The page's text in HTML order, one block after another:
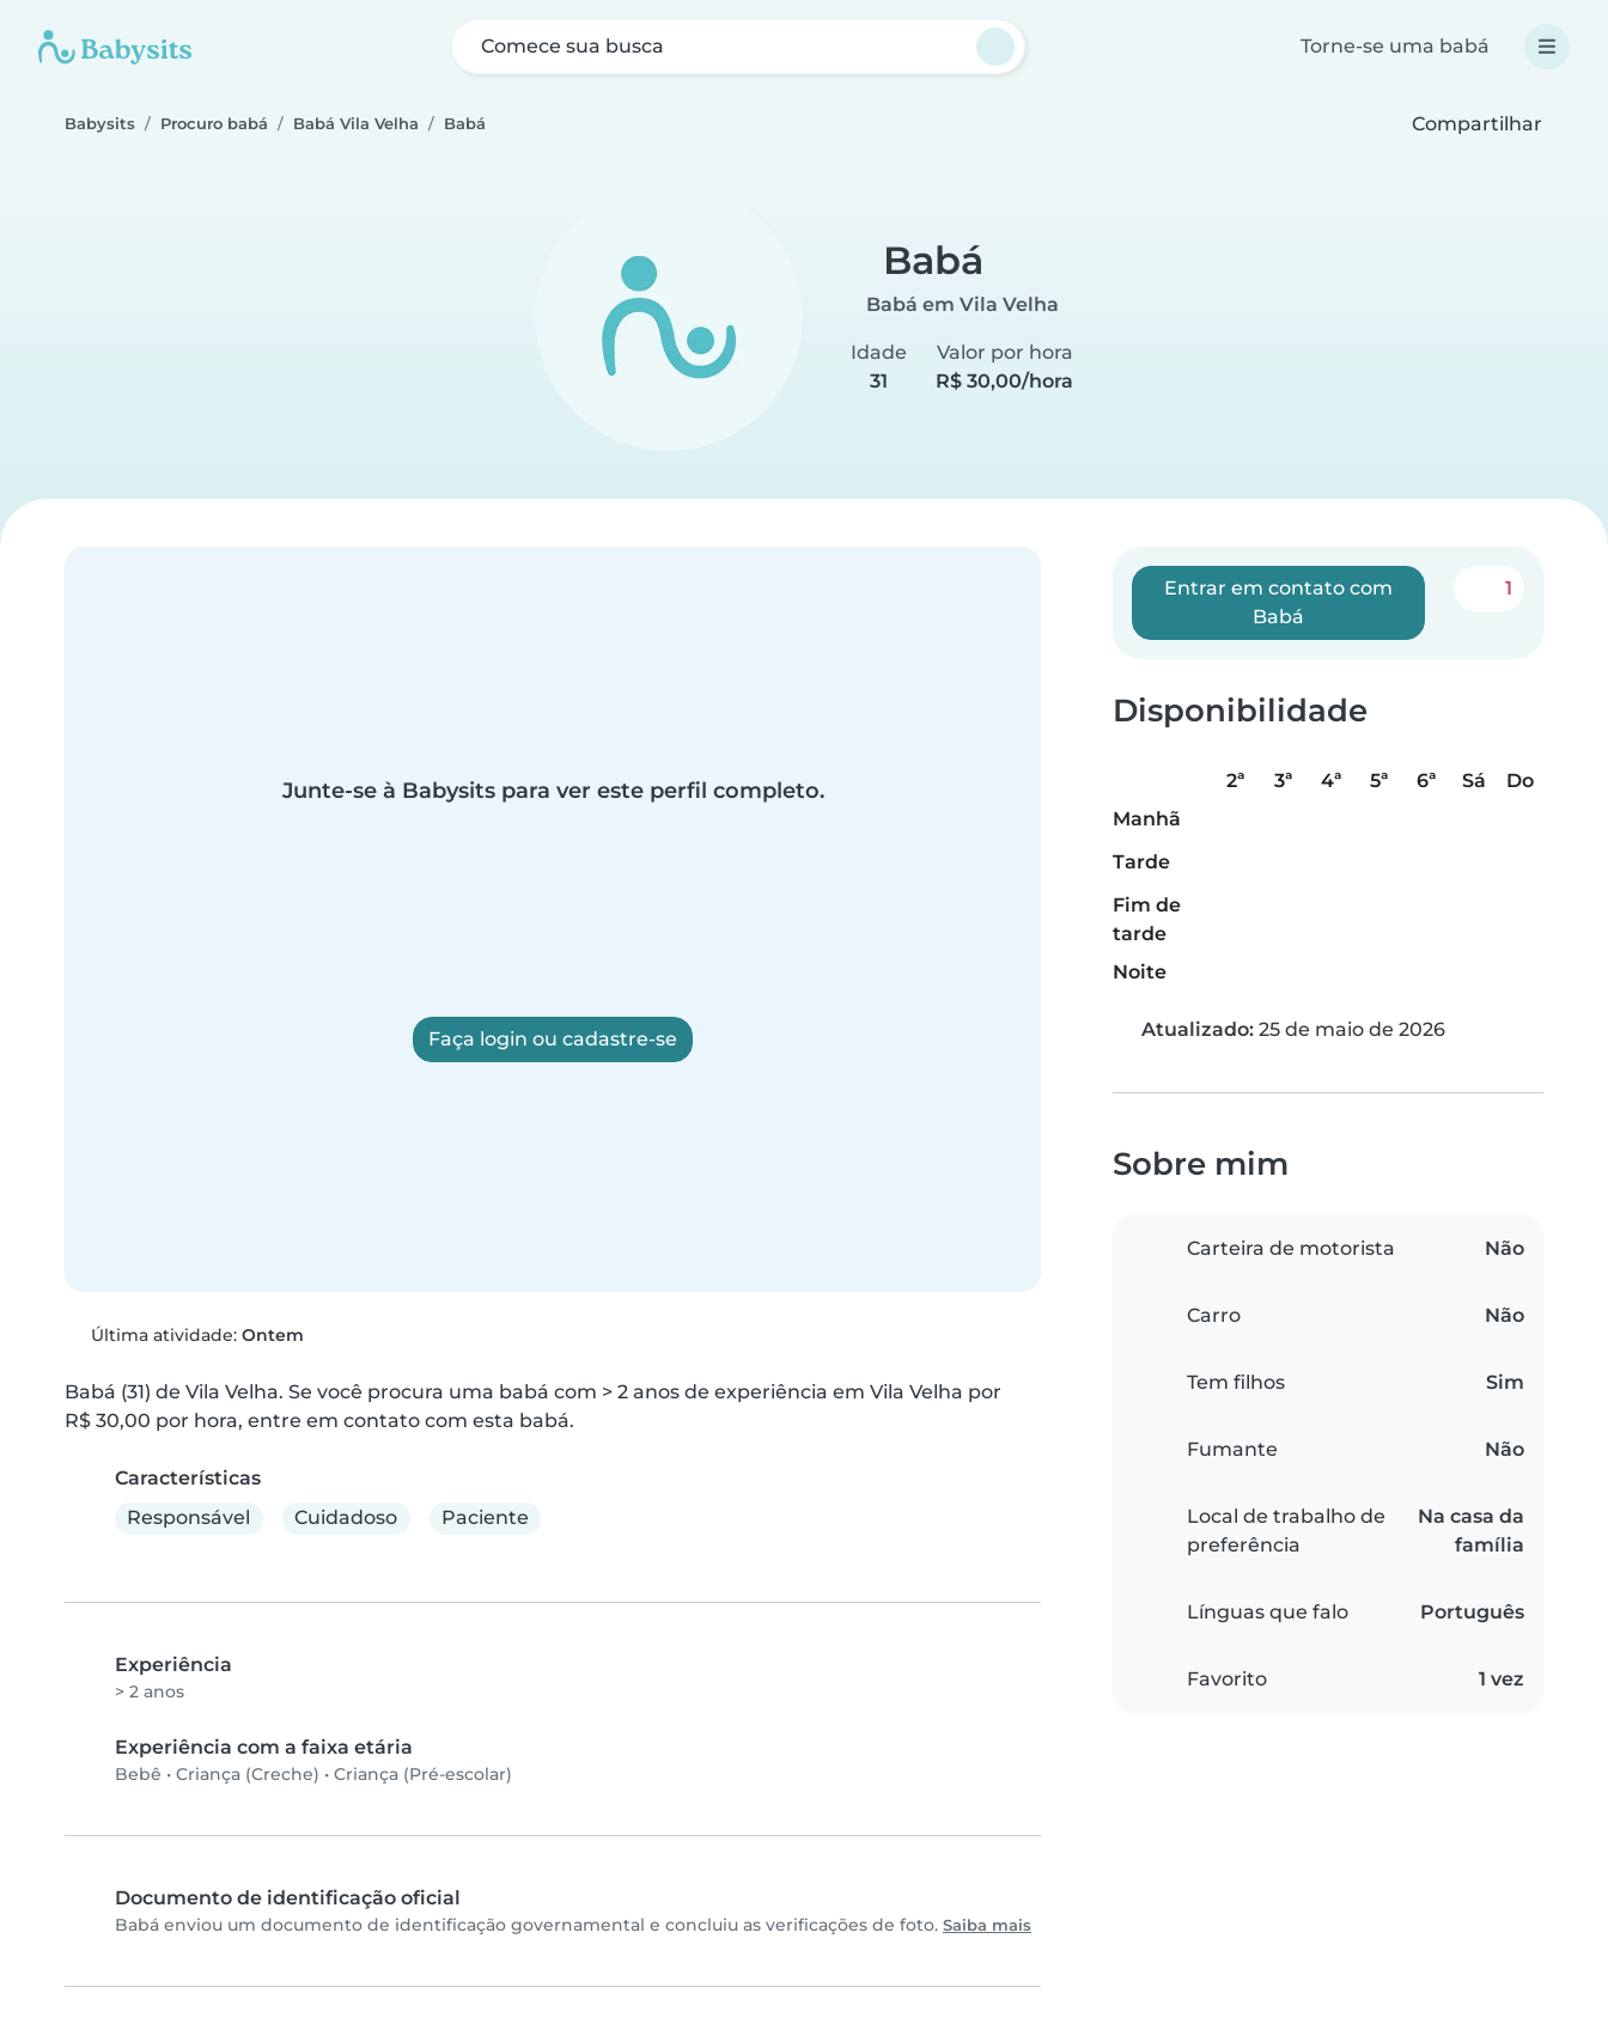
Comece sua busca Torne-se uma babá
Babysits Procuro babá Babá Vila Velha Babá Compartilhar
Babá
Babá em Vila Velha
Idade
31
Valor por hora
R$ 30,00/hora
Junte-se à Babysits para ver este perfil completo.
Faça login ou cadastre-se
Última atividade: Ontem
Babá (31) de Vila Velha. Se você procura uma babá com > 2 anos de experiência em Vila Velha por
R$ 30,00 por hora, entre em contato com esta babá.
Características
Responsável
Cuidadoso Paciente
Experiência
> 2 anos
Experiência com a faixa etária
Bebê • Criança (Creche) • Criança (Pré-escolar)
Documento de identificação oficial
Babá enviou um documento de identificação governamental e concluiu as verificações de foto. Saiba mais
Entrar em contato com
Babá
1
Disponibilidade
2ª 3ª 4ª 5ª 6ª Sá
Do
Manhã
Tarde
Fim de
tarde
Noite
Atualizado: 25 de maio de 2026
Sobre mim
Carteira de motorista Não
Carro Não
Tem filhos Sim
Fumante Não
Local de trabalho de
preferência
Na casa da
família
Línguas que falo Português
Favorito 1 vez